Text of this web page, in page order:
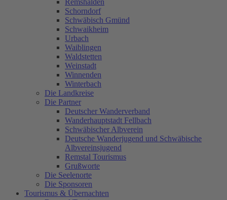
Remshalden
Schorndorf
Schwäbisch Gmünd
Schwaikheim
Urbach
Waiblingen
Waldstetten
Weinstadt
Winnenden
Winterbach
Die Landkreise
Die Partner
Deutscher Wanderverband
Wanderhauptstadt Fellbach
Schwäbischer Albverein
Deutsche Wanderjugend und Schwäbische
Albvereinsjugend
Remstal Tourismus
Grußworte
Die Seelenorte
Die Sponsoren
Tourismus & Übernachten